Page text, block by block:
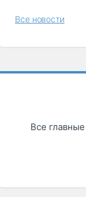
Все новости
Все